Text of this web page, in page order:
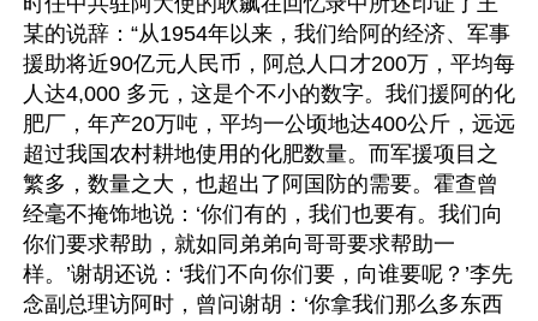
某的说辞：“从1954年以来，我们给阿的经济、军事
援助将近90亿元人民币，阿总人口才200万，平均每
人达4,000 多元，这是个不小的数字。我们援阿的化
肥厂，年产20万吨，平均一公顷地达400公斤，远远
超过我国农村耕地使用的化肥数量。而军援项目之
繁多，数量之大，也超出了阿国防的需要。霍查曾
经毫不掩饰地说：‘你们有的，我们也要有。我们向
你们要求帮助，就如同弟弟向哥哥要求帮助一
样。’谢胡还说：‘我们不向你们要，向谁要呢？’李先
念副总理访阿时，曾问谢胡：‘你拿我们那么多东西